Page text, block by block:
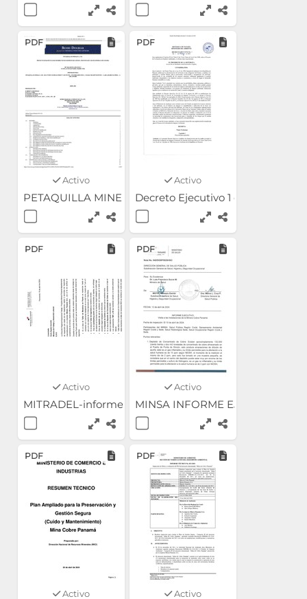
PDF
Activo
PETAQUILLA MINERALS LTD. PROYECTO MOLEJÓN
PDF
Activo
Decreto Ejecutivo 1 de 1 marzo
PDF
Activo
MITRADEL-informe-inspección-mina-MPSA 2024
PDF
Activo
MINSA INFORME EJECUTIVO-
PDF
Activo
PDF
Activo